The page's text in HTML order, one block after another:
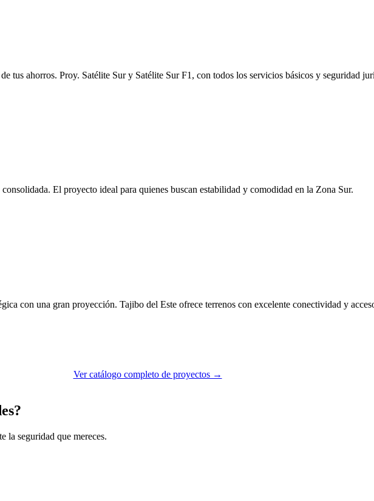
tus ahorros. Proy. Satélite Sur y Satélite Sur F1, con todos los servicios básicos y seguridad
El proyecto ideal para quienes buscan estabilidad y comodidad en la Zona Sur.
con una gran proyección. Tajibo del Este ofrece terrenos con excelente conectividad y
Ver catálogo completo de proyectos →
la seguridad que mereces.